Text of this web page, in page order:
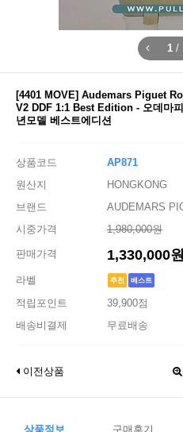
1 /
[4401 MOVE] Audemars Piguet
V2 DDF 1:1 Best Edition - 오데마
년모델 베스트에디션
상품코드
AP871
원산지
HONGKONG
브랜드
AUDEMARS
시중가격
1,980,000원
판매가격 1,330,000원
라벨 추천 베스트
적립포인트
39,900점
배송비결제
무료배송
이전상품
상품정보 구매후기